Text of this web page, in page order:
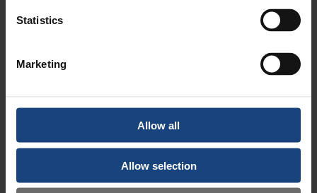
Statistics
Marketing
Allow all
Allow selection
Re-machining the top flange on a blast furnace in
steel plant